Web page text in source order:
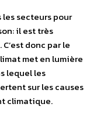
secteurs pour
il est très
donc par le
met en lumière
lequel ​les
sur les causes
climatique.